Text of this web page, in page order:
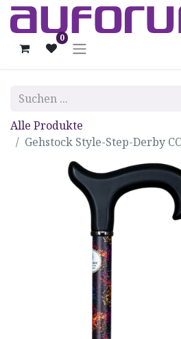
0
Alle Produkte
Gehstock Style-Step-Derby